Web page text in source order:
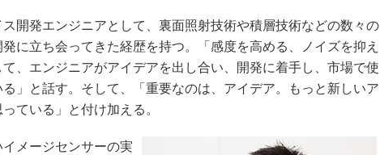
開発エンジニアとして、裏面照射技術や積層技術などの数々の
に立ち会ってきた経歴を持つ。「感度を高める、ノイズを抑え
、エンジニアがアイデアを出し合い、開発に着手し、市場で使
」と話す。そして、「重要なのは、アイデア。もっと新しいア
ている」と付け加える。
メージセンサーの実